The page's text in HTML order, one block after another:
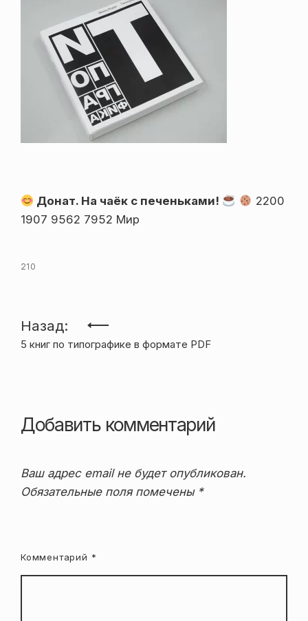
Донат. На чаёк с печеньками!
2200
1907 9562 7952 Мир
210
Навигация
по
Назад:
5 книг по типографике в формате PDF
Добавить комментарий
Ваш адрес email не будет опубликован.
Обязательные поля помечены *
Комментарий *